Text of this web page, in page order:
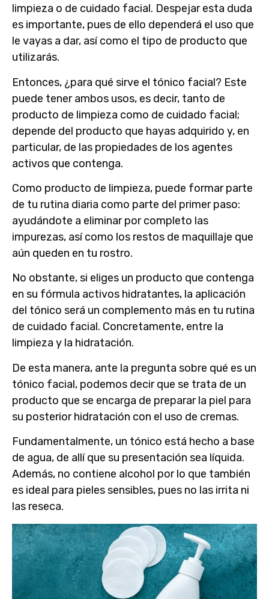
limpieza o de cuidado facial. Despejar esta duda
es importante, pues de ello dependerá el uso que
le vayas a dar, así como el tipo de producto que
utilizarás.
Entonces, ¿para qué sirve el tónico facial? Este
puede tener ambos usos, es decir, tanto de
producto de limpieza como de cuidado facial;
depende del producto que hayas adquirido y, en
particular, de las propiedades de los agentes
activos que contenga.
Como producto de limpieza, puede formar parte
de tu rutina diaria como parte del primer paso:
ayudándote a eliminar por completo las
impurezas, así como los restos de maquillaje que
aún queden en tu rostro.
No obstante, si eliges un producto que contenga
en su fórmula activos hidratantes, la aplicación
del tónico será un complemento más en tu rutina
de cuidado facial. Concretamente, entre la
limpieza y la hidratación.
De esta manera, ante la pregunta sobre qué es un
tónico facial, podemos decir que se trata de un
producto que se encarga de preparar la piel para
su posterior hidratación con el uso de cremas.
Fundamentalmente, un tónico está hecho a base
de agua, de allí que su presentación sea líquida.
Además, no contiene alcohol por lo que también
es ideal para pieles sensibles, pues no las irrita ni
las reseca.